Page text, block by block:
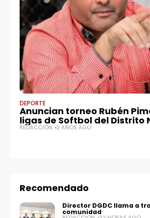
DEPORTE
Anuncian torneo Rubén
ligas de Softbol del Distrito
REDACCIÓN 2 AÑOS AGO
Recomendado
Director DGDC llama a
comunidad